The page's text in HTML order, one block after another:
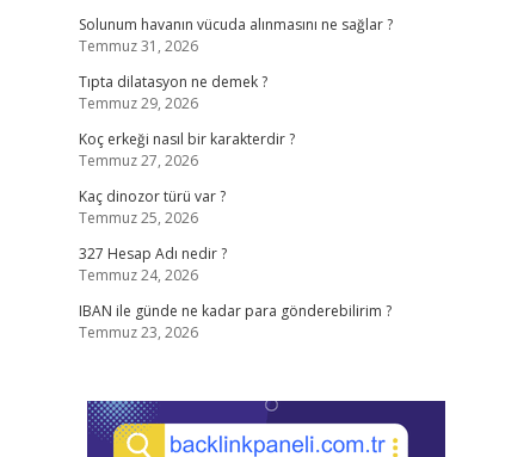
Solunum havanın vücuda alınmasını ne sağlar ?
Temmuz 31, 2026
Tıpta dilatasyon ne demek ?
Temmuz 29, 2026
Koç erkeği nasıl bir karakterdir ?
Temmuz 27, 2026
Kaç dinozor türü var ?
Temmuz 25, 2026
327 Hesap Adı nedir ?
Temmuz 24, 2026
IBAN ile günde ne kadar para gönderebilirim ?
Temmuz 23, 2026